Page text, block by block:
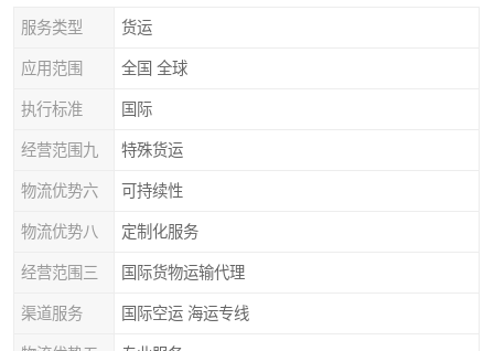
服务类型 货运
应用范围 全国 全球
执行标准 国际
经营范围九 特殊货运
物流优势六 可持续性
物流优势八 定制化服务
经营范围三 国际货物运输代理
渠道服务 国际空运 海运专线